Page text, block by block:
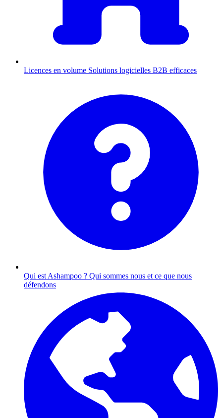
Licences en volume Solutions logicielles B2B efficaces
Qui est Ashampoo ? Qui sommes nous et ce que nous
défendons